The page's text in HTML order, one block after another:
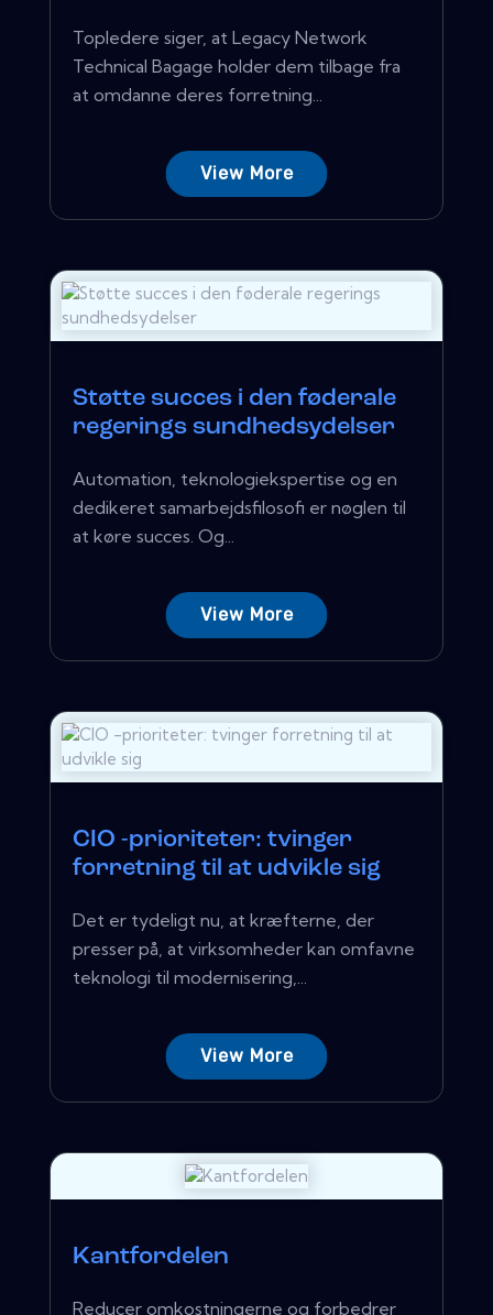
Topledere siger, at Legacy Network
Technical Bagage holder dem tilbage fra
at omdanne deres forretning...
View More
Støtte succes i den føderale
regerings sundhedsydelser
Automation, teknologiekspertise og en
dedikeret samarbejdsfilosofi er nøglen til
at køre succes. Og...
View More
CIO -prioriteter: tvinger
forretning til at udvikle sig
Det er tydeligt nu, at kræfterne, der
presser på, at virksomheder kan omfavne
teknologi til modernisering,...
View More
Kantfordelen
Reducer omkostningerne og forbedrer